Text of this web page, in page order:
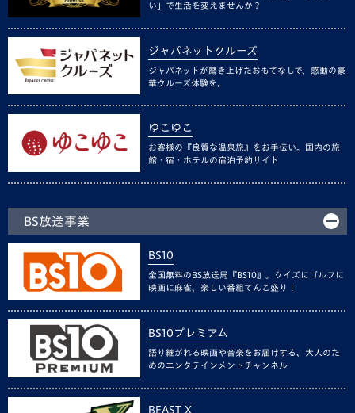
い」で生活を変えませんか？
ジャパネットクルーズ
ジャパネットが磨き上げたおもてなしで、感動の豪
華クルーズ体験を。
ゆこゆこ
お客様の『良質な温泉旅』をお手伝い。国内の旅
館・宿・ホテルの宿泊予約サイト
BS放送事業
BS10
全国無料のBS放送局『BS10』。クイズにゴルフに
映画に麻雀、楽しい番組てんこ盛り！
BS10プレミアム
語り継がれる映画や音楽をお届けする、大人のた
めのエンタテインメントチャンネル
BEAST X